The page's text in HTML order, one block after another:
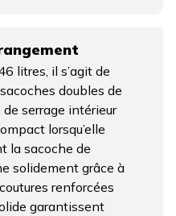
litres, il s’agit de
doubles de
serrage intérieur
lorsqu’elle
la sacoche de
solidement grâce à
renforcées
garantissent